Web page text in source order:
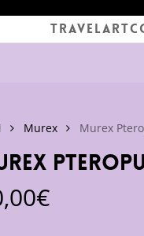
Murex Murex
€